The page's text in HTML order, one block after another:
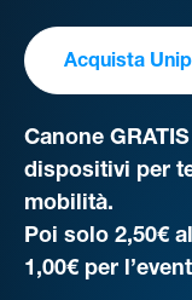
Acquista
Canone
dispositivi per
mobilità.
Poi solo 2,50€
1,00€ per